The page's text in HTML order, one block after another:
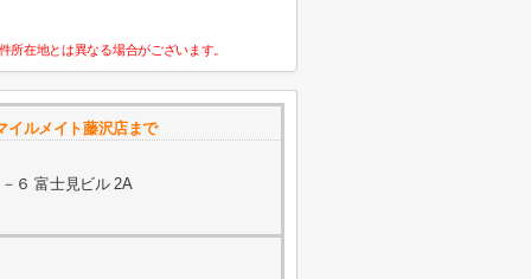
在地とは異なる場合がございます。
ルメイト藤沢店まで
６ 富士見ビル 2A